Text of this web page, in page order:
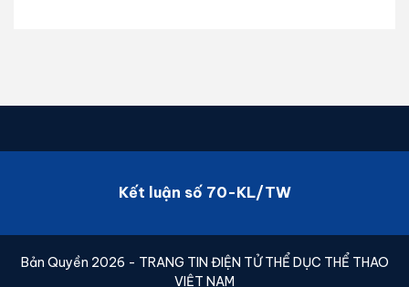
Kết luận số 70-KL/TW
Bản Quyền 2026 - TRANG TIN ĐIỆN TỬ THỂ DỤC THỂ THAO
VIỆT NAM